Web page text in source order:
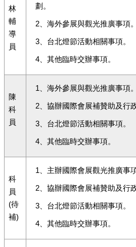
林
輔
導
員
劃。
2、海外參展與觀光推廣事項。
3、台北燈節活動相關事項。
4、其他臨時交辦事項。
陳
科
員
1、海外參展與觀光推廣事項。
2、協辦國際會展補贊助及行
3、台北燈節活動相關事項。
4、其他臨時交辦事項。
科
員
(待
補)
1、主辦國際會展觀光推廣事項
2、協辦國際會展補贊助及行
3、台北燈節活動相關事項。
4、其他臨時交辦事項。